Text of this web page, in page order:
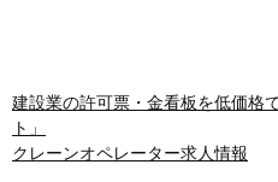
建設業の許可票・金看板を低価格
ト」
クレーンオペレーター求人情報